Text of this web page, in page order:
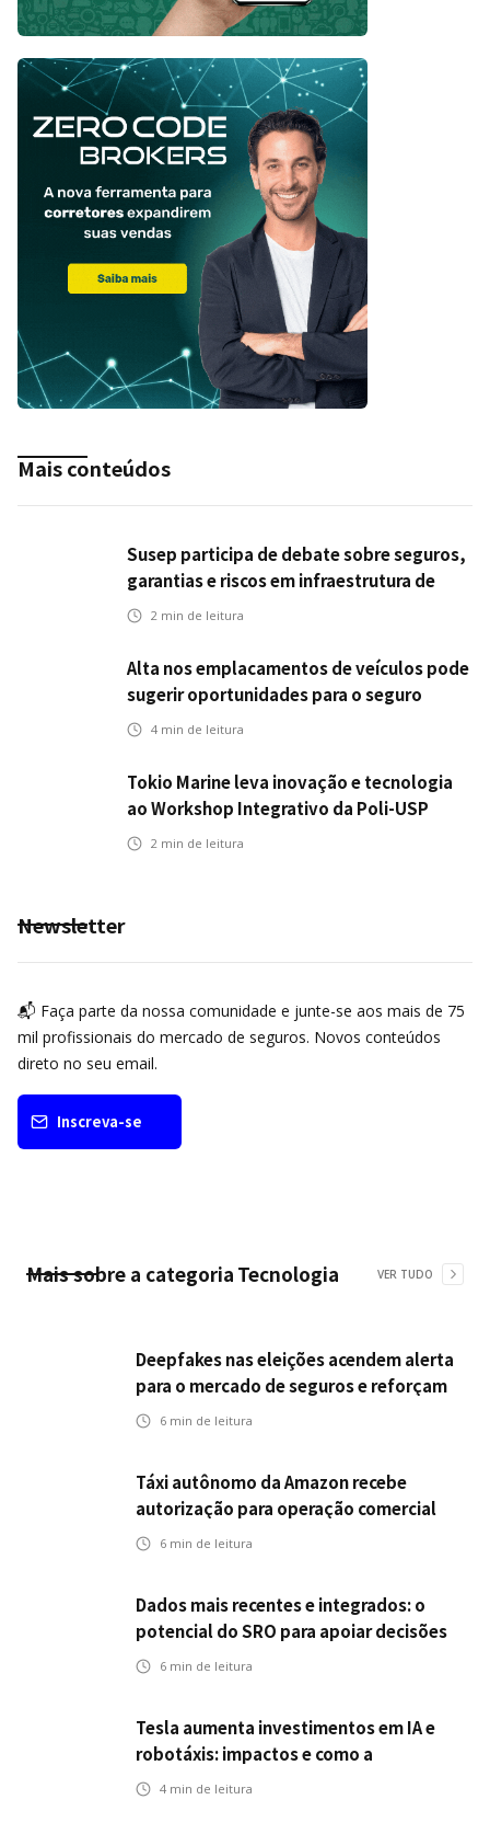
Mais conteúdos
Susep participa de debate sobre seguros,
garantias e riscos em infraestrutura de
transportes
2 min de leitura
Alta nos emplacamentos de veículos pode
sugerir oportunidades para o seguro
automotivo
4 min de leitura
Tokio Marine leva inovação e tecnologia
ao Workshop Integrativo da Poli-USP
2 min de leitura
Newsletter
📬 Faça parte da nossa comunidade e junte-se aos mais de 75
mil profissionais do mercado de seguros. Novos conteúdos
direto no seu email.
Inscreva-se
Mais sobre a categoria Tecnologia VER TUDO
Deepfakes nas eleições acendem alerta
para o mercado de seguros e reforçam
desafios da inteligência artificial
6 min de leitura
Táxi autônomo da Amazon recebe
autorização para operação comercial
nos EUA: como a circulação desses
6 min de leitura
Dados mais recentes e integrados: o
potencial do SRO para apoiar decisões
nas seguradoras
6 min de leitura
Tesla aumenta investimentos em IA e
robotáxis: impactos e como a
mobilidade autônoma transforma o
4 min de leitura